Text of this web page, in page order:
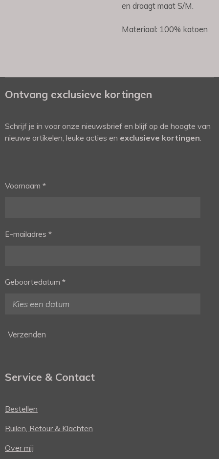
en draagt maat S/M.
Materiaal: 100% katoen
Ontvang exclusieve kortingen
Schrijf je in voor onze nieuwsbrief en blijf op de hoogte van
nieuwe artikelen, leuke acties en exclusieve kortingen
Voornaam *
E-mailadres *
Geboortedatum *
Verzenden
Service & Contact
Bestellen
Ruilen, Retour & Klachten
Over mij